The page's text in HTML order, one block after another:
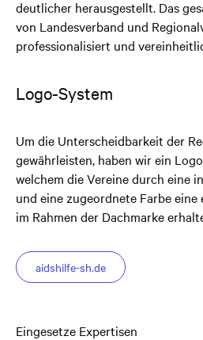
deutlicher herausgestellt. Das
von Landesverband und
professionalisiert und
Logo-System
Um die Unterscheidbarkeit der
gewährleisten, haben wir ein
welchem die Vereine durch eine
und eine zugeordnete Farbe
im Rahmen der Dachmarke
aidshilfe-sh.de
Eingesetze Expertisen